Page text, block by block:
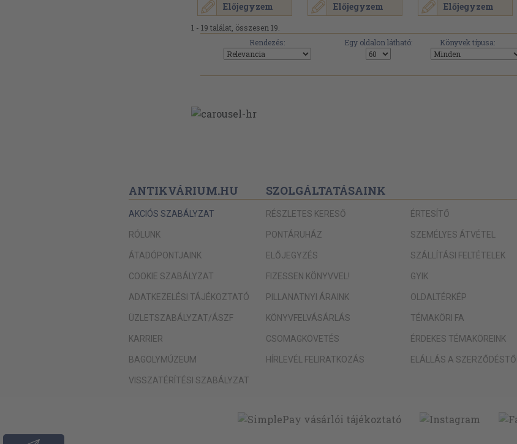
Előjegyzem Előjegyzem Előjegyzem
1 - 19 találat, összesen 19.
Rendezés:
Egy oldalon látható: Könyvek típusa:
ANTIKVÁRIUM.HU
AKCIÓS SZABÁLYZAT
RÓLUNK
ÁTADÓPONTJAINK
COOKIE SZABÁLYZAT
ADATKEZELÉSI TÁJÉKOZTATÓ
ÜZLETSZABÁLYZAT/ÁSZF
KARRIER
BAGOLYMÚZEUM
VISSZATÉRÍTÉSI SZABÁLYZAT
SZOLGÁLTATÁSAINK
RÉSZLETES KERESŐ
PONTÁRUHÁZ
ELŐJEGYZÉS
FIZESSEN KÖNYVVEL!
PILLANATNYI ÁRAINK
KÖNYVFELVÁSÁRLÁS
CSOMAGKÖVETÉS
HÍRLEVÉL FELIRATKOZÁS
ÉRTESÍTŐ
SZEMÉLYES ÁTVÉTEL
SZÁLLÍTÁSI FELTÉTELEK
GYIK
OLDALTÉRKÉP
TÉMAKÖRI FA
ÉRDEKES TÉMAKÖREINK
ELÁLLÁS A SZERZŐDÉSTŐL